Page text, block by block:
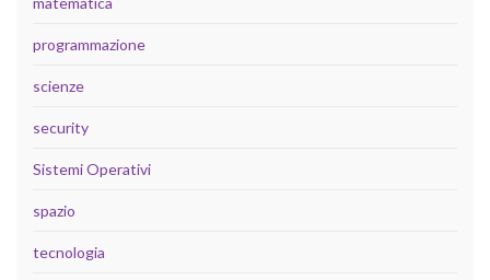
programmazione
scienze
security
Sistemi Operativi
spazio
tecnologia